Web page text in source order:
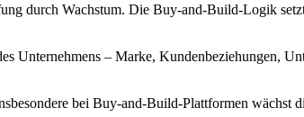
durch Wachstum. Die Buy-and-Build-Logik
Unternehmens – Marke, Kundenbeziehungen,
bei Buy-and-Build-Plattformen wächst